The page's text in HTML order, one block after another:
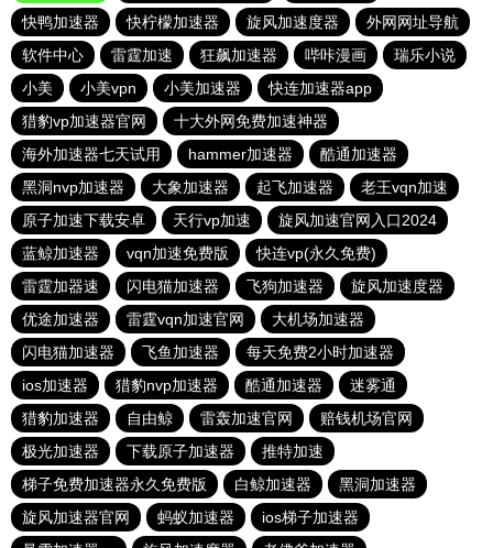
快鸭加速器
快柠檬加速器 旋风加速度器
外网网址导航
软件中心
雷霆加速 狂飙加速器 哔咔漫画
瑞乐小说
小美
小美vpn 小美加速器
快连加速器app
猎豹vp加速器官网
十大外网免费加速神器
海外加速器七天试用
hammer加速器
酷通加速器
黑洞nvp加速器
大象加速器 起飞加速器
老王vqn加速
原子加速下载安卓
天行vp加速
旋风加速官网入口2024
蓝鲸加速器
vqn加速免费版
快连vp(永久免费)
雷霆加器速
闪电猫加速器 飞狗加速器
旋风加速度器
优途加速器
雷霆vqn加速官网
大机场加速器
闪电猫加速器
飞鱼加速器
每天免费2小时加速器
ios加速器
猎豹nvp加速器 酷通加速器
迷雾通
猎豹加速器
自由鲸 雷轰加速官网
赔钱机场官网
极光加速器
下载原子加速器
推特加速
梯子免费加速器永久免费版
白鲸加速器
黑洞加速器
旋风加速器官网
蚂蚁加速器
ios梯子加速器